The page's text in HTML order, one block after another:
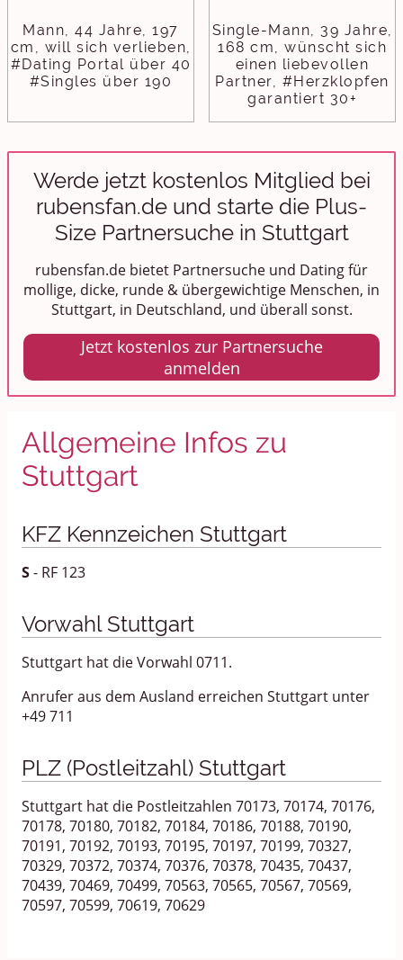
Mann, 44 Jahre, 197
cm, will sich verlieben,
#Dating Portal über 40
#Singles über 190
Single-Mann, 39 Jahre,
168 cm, wünscht sich
einen liebevollen
Partner, #Herzklopfen
garantiert 30+
Werde jetzt kostenlos Mitglied bei
rubensfan.de und starte die Plus-
Size Partnersuche in Stuttgart
rubensfan.de bietet Partnersuche und Dating für
mollige, dicke, runde & übergewichtige Menschen, in
Stuttgart, in Deutschland, und überall sonst.
Jetzt kostenlos zur Partnersuche
anmelden
Allgemeine Infos zu
Stuttgart
KFZ Kennzeichen Stuttgart
S- RF 123
Vorwahl Stuttgart
Stuttgart hat die Vorwahl 0711.
Anrufer aus dem Ausland erreichen Stuttgart unter
+49 711
PLZ (Postleitzahl) Stuttgart
Stuttgart hat die Postleitzahlen 70173, 70174, 70176,
70178, 70180, 70182, 70184, 70186, 70188, 70190,
70191, 70192, 70193, 70195, 70197, 70199, 70327,
70329, 70372, 70374, 70376, 70378, 70435, 70437,
70439, 70469, 70499, 70563, 70565, 70567, 70569,
70597, 70599, 70619, 70629